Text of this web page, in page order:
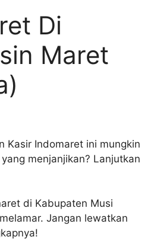
Di
Maret
Kasir Indomaret ini mungkin
menjanjikan? Lanjutkan
di Kabupaten Musi
Jangan lewatkan